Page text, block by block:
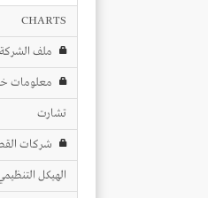
CHARTS
ملف الشركة
معلومات
تشارت
شركات
الهيكل